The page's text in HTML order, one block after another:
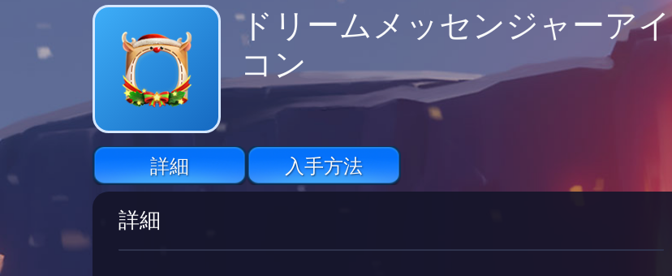
ドリームメッセンジャーアイ
コン
詳細 入手方法
詳細